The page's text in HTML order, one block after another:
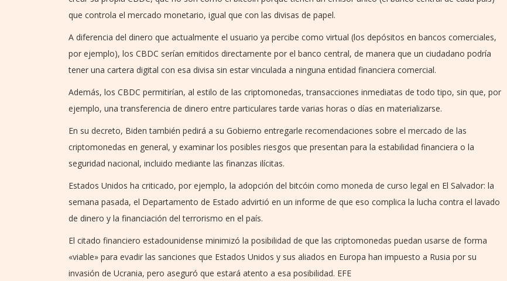
que controla el mercado monetario, igual que con las divisas de papel.
A diferencia del dinero que actualmente el usuario ya percibe como virtual (los depósitos en bancos comerciales,
por ejemplo), los CBDC serían emitidos directamente por el banco central, de manera que un ciudadano podría
tener una cartera digital con esa divisa sin estar vinculada a ninguna entidad financiera comercial.
Además, los CBDC permitirían, al estilo de las criptomonedas, transacciones inmediatas de todo tipo, sin que, por
ejemplo, una transferencia de dinero entre particulares tarde varias horas o días en materializarse.
En su decreto, Biden también pedirá a su Gobierno entregarle recomendaciones sobre el mercado de las
criptomonedas en general, y examinar los posibles riesgos que presentan para la estabilidad financiera o la
seguridad nacional, incluido mediante las finanzas ilícitas.
Estados Unidos ha criticado, por ejemplo, la adopción del bitcóin como moneda de curso legal en El Salvador: la
semana pasada, el Departamento de Estado advirtió en un informe de que eso complica la lucha contra el lavado
de dinero y la financiación del terrorismo en el país.
El citado financiero estadounidense minimizó la posibilidad de que las criptomonedas puedan usarse de forma
«viable» para evadir las sanciones que Estados Unidos y sus aliados en Europa han impuesto a Rusia por su
invasión de Ucrania, pero aseguró que estará atento a esa posibilidad. EFE